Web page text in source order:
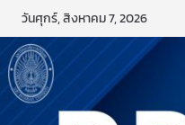
Skip
to
content
วันศุกร์, สิงหาคม 7, 2026